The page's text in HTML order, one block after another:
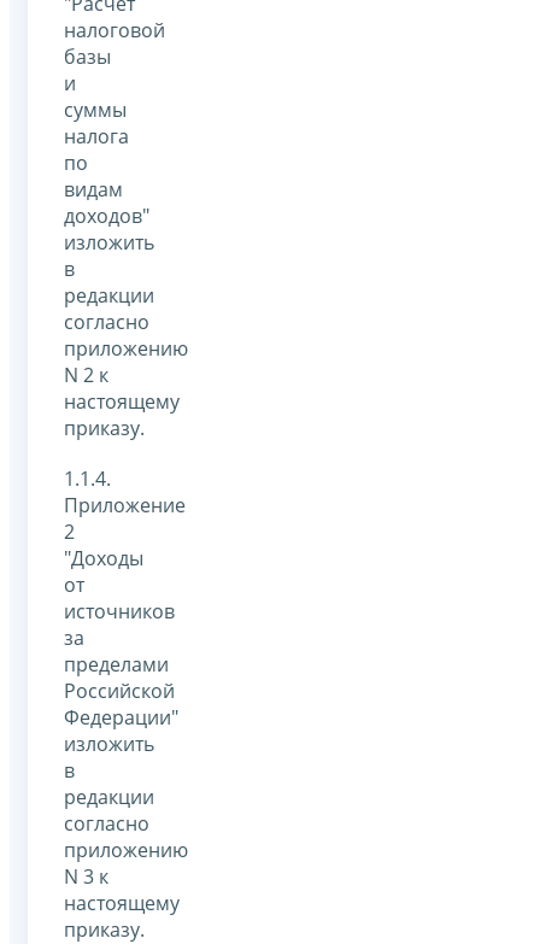
налоговой
базы
и
суммы
налога
по
видам
доходов"
изложить
в
редакции
согласно
приложению
N 2 к
настоящему
приказу.
1.1.4.
Приложение
2
"Доходы
от
источников
за
пределами
Российской
Федерации"
изложить
в
редакции
согласно
приложению
N 3 к
настоящему
приказу.